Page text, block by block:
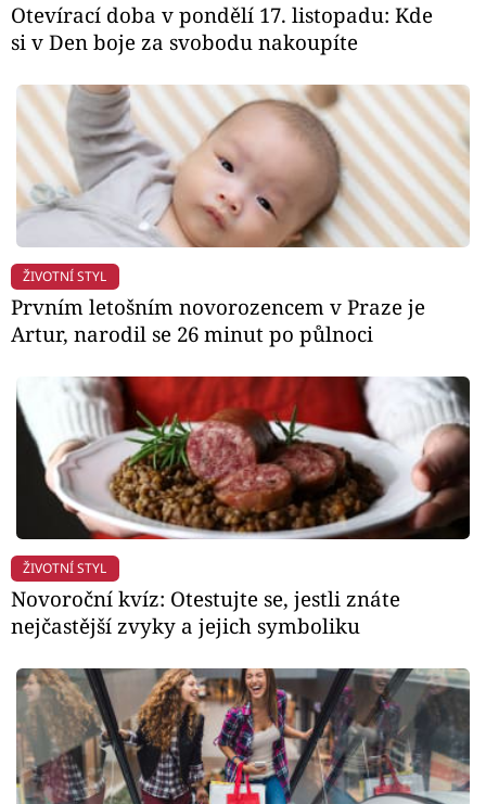
Otevírací doba v pondělí 17. listopadu: Kde
si v Den boje za svobodu nakoupíte
ŽIVOTNÍ STYL
Prvním letošním novorozencem v Praze je
Artur, narodil se 26 minut po půlnoci
ŽIVOTNÍ STYL
Novoroční kvíz: Otestujte se, jestli znáte
nejčastější zvyky a jejich symboliku